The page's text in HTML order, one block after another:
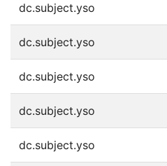
dc.subject.yso
dc.subject.yso
dc.subject.yso
dc.subject.yso
dc.subject.yso